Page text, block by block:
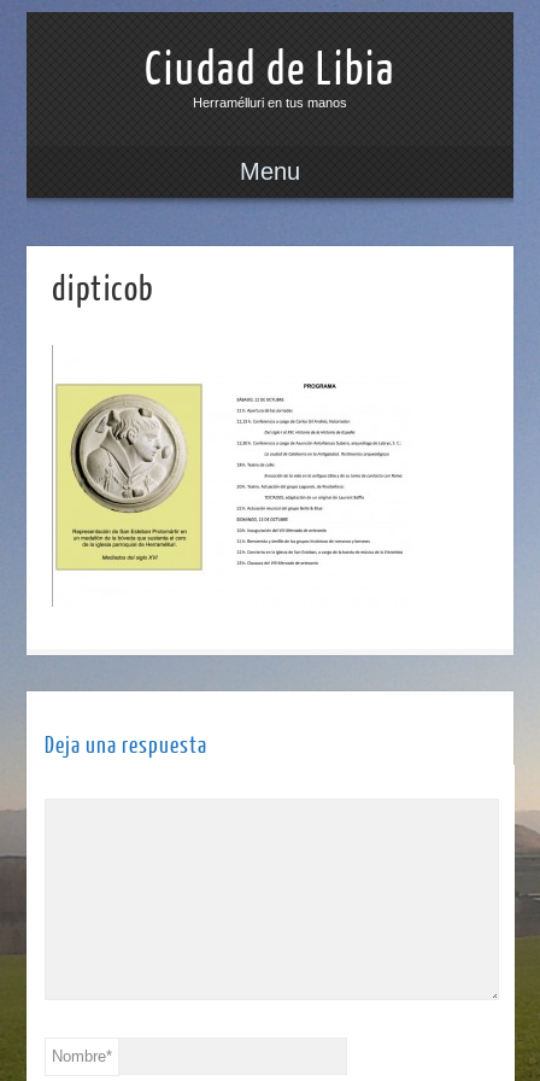
Ciudad de Libia
Herramélluri en tus manos
Menu
dipticob
Deja una respuesta
Nombre*